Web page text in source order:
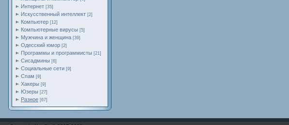
Интернет [35]
Искусственный интеллект [2]
Компьютер [12]
Компьютерные вирусы [5]
Мужчина и женщина [39]
Одесский юмор [2]
Программы и программисты [21]
Сисадмины [6]
Социальные сети [9]
Спам [9]
Хакеры [9]
Юзеры [27]
Разное [67]